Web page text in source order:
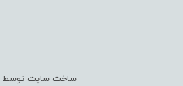
ساخت سایت توسط